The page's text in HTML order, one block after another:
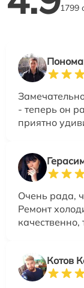
1799
- теперь он
приятно
Очень рада,
Ремонт
Котов